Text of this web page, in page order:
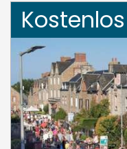
Kostenlos